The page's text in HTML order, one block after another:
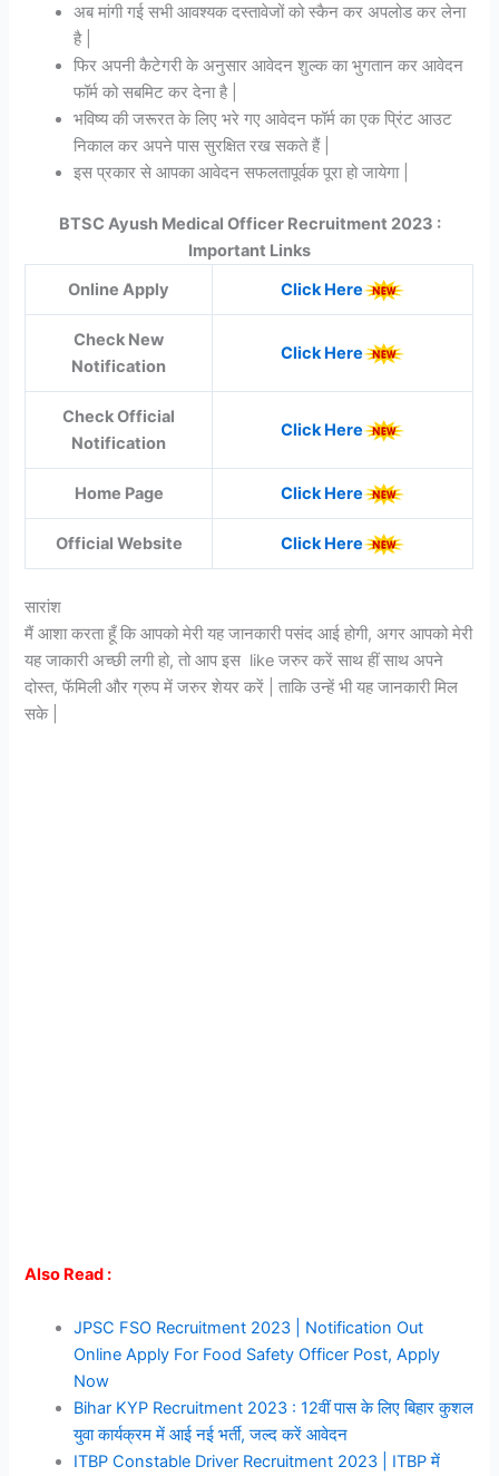
अब मांगी गई सभी आवश्यक दस्तावेजों को स्कैन कर अपलोड कर लेना
है |
फिर अपनी कैटेगरी के अनुसार आवेदन शुल्क का भुगतान कर आवेदन
फॉर्म को सबमिट कर देना है |
भविष्य की जरूरत के लिए भरे गए आवेदन फॉर्म का एक प्रिंट आउट
निकाल कर अपने पास सुरक्षित रख सकते हैं |
इस प्रकार से आपका आवेदन सफलतापूर्वक पूरा हो जायेगा |
BTSC Ayush Medical Officer Recruitment 2023 :
Important Links
Online Apply
Click Here
Check New
Notification
Click Here
Check Official
Notification
Click Here
Home Page Click Here
Official Website Click Here
सारांश
मैं आशा करता हूँ कि आपको मेरी यह जानकारी पसंद आई होगी, अगर आपको मेरी
यह जाकारी अच्छी लगी हो, तो आप इस like जरुर करें साथ हीं साथ अपने
दोस्त, फॅमिली और ग्रुप में जरुर शेयर करें | ताकि उन्हें भी यह जानकारी मिल
सके |
Also Read :
JPSC FSO Recruitment 2023 | Notification Out
Online Apply For Food Safety Officer Post, Apply
Now
Bihar KYP Recruitment 2023 : 12वीं पास के लिए बिहार कुशल
युवा कार्यक्रम में आई नई भर्ती, जल्द करें आवेदन
ITBP Constable Driver Recruitment 2023 | ITBP में